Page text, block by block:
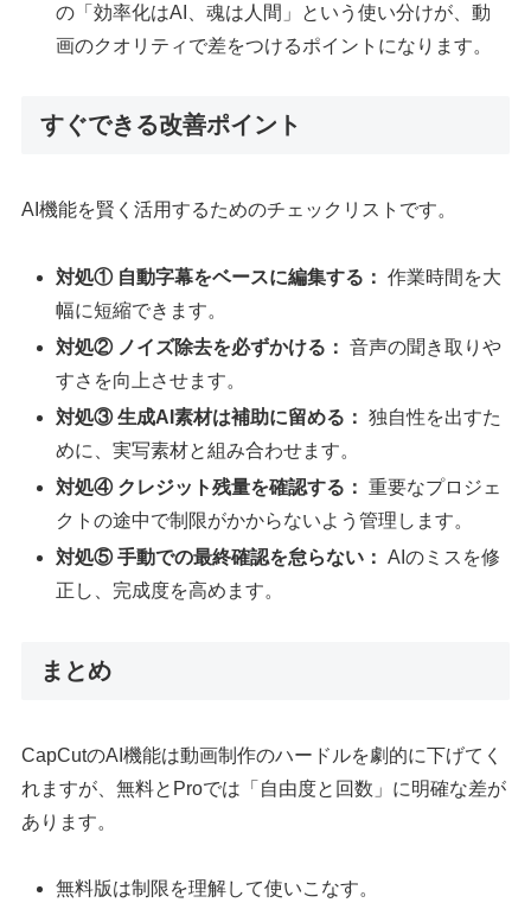
の「効率化はAI、魂は人間」という使い分けが、動
画のクオリティで差をつけるポイントになります。
すぐできる改善ポイント
AI機能を賢く活用するためのチェックリストです。
対処① 自動字幕をベースに編集する： 作業時間を大
幅に短縮できます。
対処② ノイズ除去を必ずかける： 音声の聞き取りや
すさを向上させます。
対処③ 生成AI素材は補助に留める： 独自性を出すた
めに、実写素材と組み合わせます。
対処④ クレジット残量を確認する： 重要なプロジェ
クトの途中で制限がかからないよう管理します。
対処⑤ 手動での最終確認を怠らない： AIのミスを修
正し、完成度を高めます。
まとめ
CapCutのAI機能は動画制作のハードルを劇的に下げてく
れますが、無料とProでは「自由度と回数」に明確な差が
あります。
無料版は制限を理解して使いこなす。